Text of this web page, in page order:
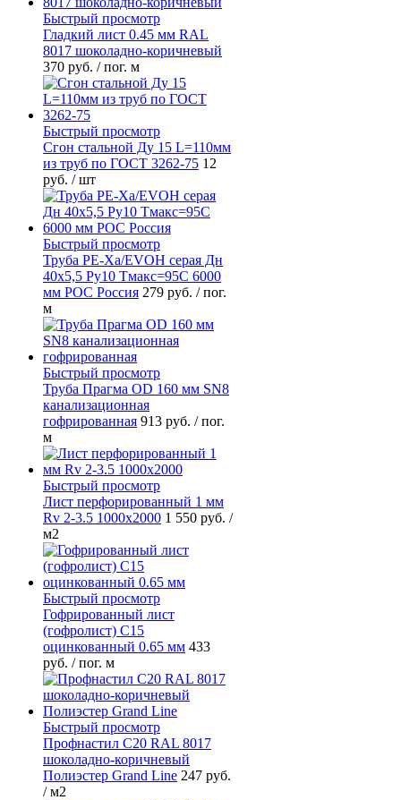
Быстрый просмотр
Гладкий лист 0.45 мм RAL
8017 шоколадно-коричневый
370 руб. / пог. м
Быстрый просмотр
Сгон стальной Ду 15 L=110мм
из труб по ГОСТ 3262-75 12
руб. / шт
Быстрый просмотр
Труба PE-Xa/EVOH серая Дн
40х5,5 Ру10 Тмакс=95C 6000
мм РОС Россия 279 руб. / пог.
м
Быстрый просмотр
Труба Прагма OD 160 мм SN8
канализационная
гофрированная 913 руб. / пог.
м
Быстрый просмотр
Лист перфорированный 1 мм
Rv 2-3.5 1000х2000 1 550 руб. /
м2
Быстрый просмотр
Гофрированный лист
(гофролист) С15
оцинкованный 0.65 мм 433
руб. / пог. м
Быстрый просмотр
Профнастил С20 RAL 8017
шоколадно-коричневый
Полиэстер Grand Line 247 руб.
/ м2